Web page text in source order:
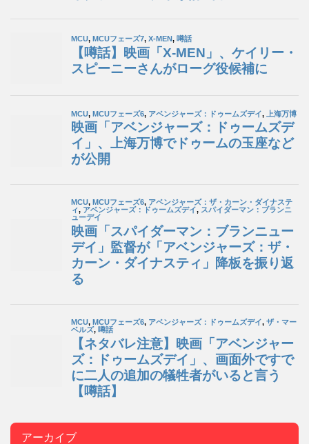
アーカイブ